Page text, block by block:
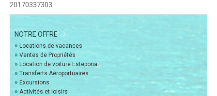
20170337303
NOTRE OFFRE
» Locations de vacances
» Ventes de Propriétés
» Location de voiture Estepona
» Transferts Aéroportuaires
» Excursions
» Activités et loisirs